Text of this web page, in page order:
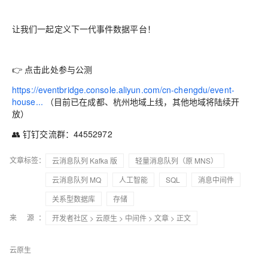
让我们一起定义下一代事件数据平台！
👉 点击此处参与公测
https://eventbridge.console.aliyun.com/cn-chengdu/event-
house... （目前已在成都、杭州地域上线，其他地域将陆续开
放）
👥 钉钉交流群：44552972
文章标签： 云消息队列 Kafka 版
轻量消息队列（原 MNS）
云消息队列 MQ
人工智能 SQL
消息中间件
关系型数据库
存储
来 源：
开发者社区 > 云原生 > 中间件 > 文章 > 正文
云原生